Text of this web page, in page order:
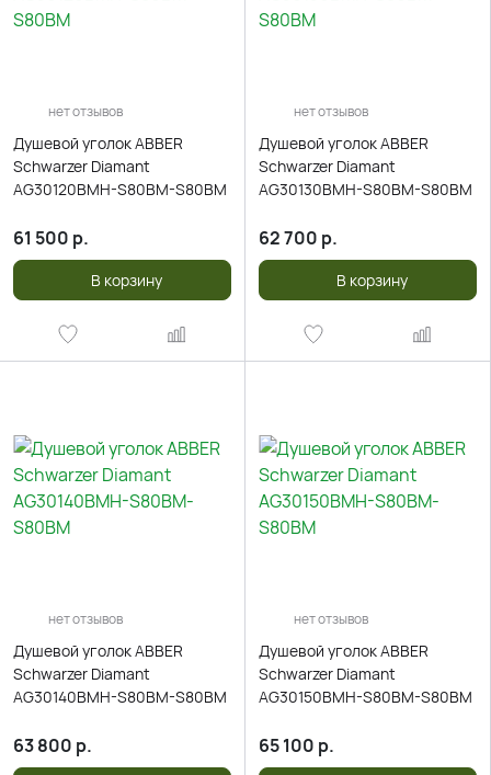
нет отзывов
Душевой уголок ABBER
Schwarzer Diamant
AG30120BMH-S80BM-S80BM
61 500 р.
В корзину
нет отзывов
Душевой уголок ABBER
Schwarzer Diamant
AG30130BMH-S80BM-S80BM
62 700 р.
В корзину
нет отзывов
Душевой уголок ABBER
Schwarzer Diamant
AG30140BMH-S80BM-S80BM
63 800 р.
нет отзывов
Душевой уголок ABBER
Schwarzer Diamant
AG30150BMH-S80BM-S80BM
65 100 р.